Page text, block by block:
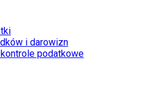
i darowizn
podatkowe